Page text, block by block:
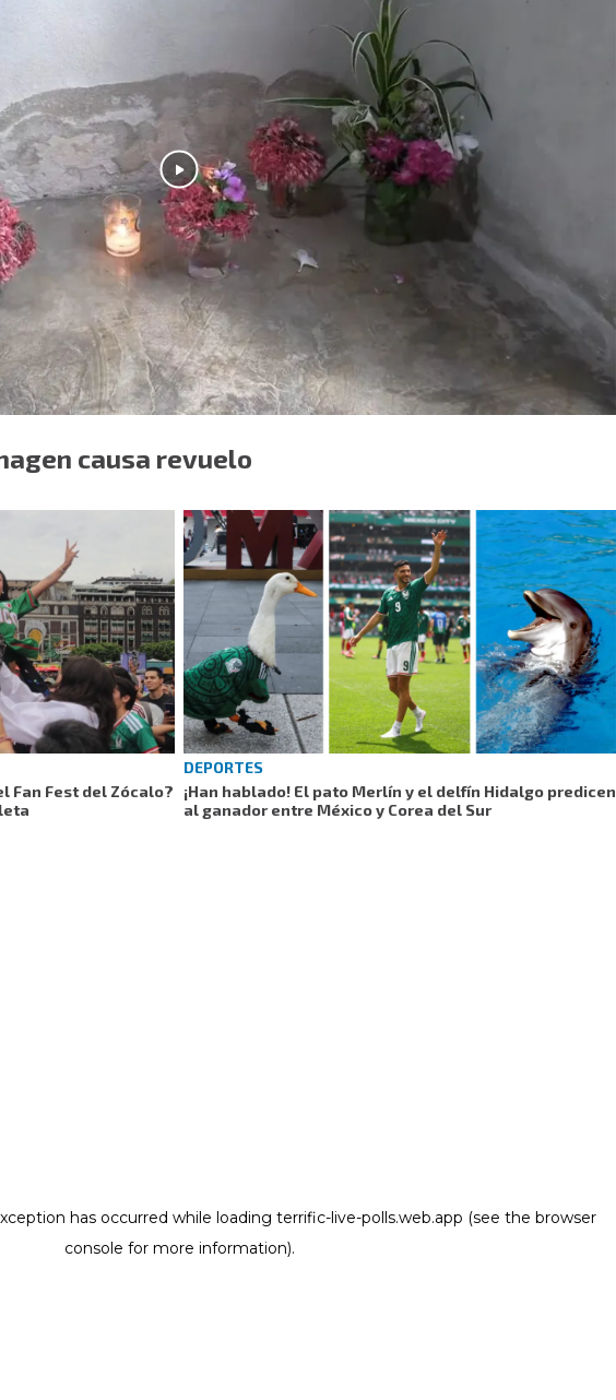
causa revuelo
Fan Fest del Zócalo?
DEPORTES
¡Han hablado! El pato Merlín y el delfín Hidalgo predicen
al ganador entre México y Corea del Sur